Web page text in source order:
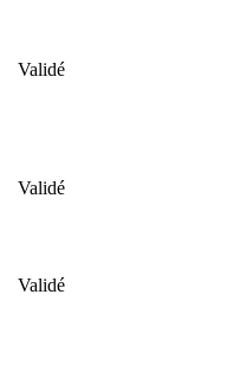
Validé
Validé
Validé